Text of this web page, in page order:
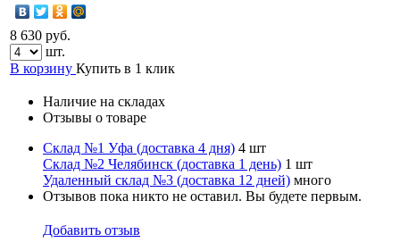
8 630 руб.
шт.
В корзину Купить в 1 клик
Наличие на складах
Отзывы о товаре
Склад №1 Уфа (доставка 4 дня) 4 шт
Склад №2 Челябинск (доставка 1 день) 1 шт
Удаленный склад №3 (доставка 12 дней) много
Отзывов пока никто не оставил. Вы будете первым.
Добавить отзыв